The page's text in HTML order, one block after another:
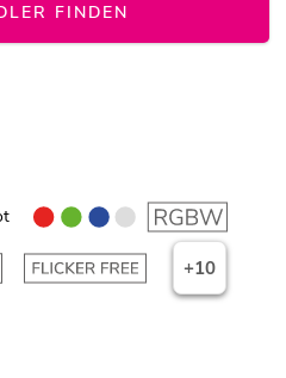
FINDEN
+10